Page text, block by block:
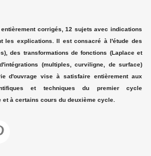
corrigés, 12 sujets avec indications
les explications. Il est consacré à l'étude des
des transformations de fonctions (Laplace et
(multiples, curviligne, de surface)
d'ouvrage vise à satisfaire entièrement aux
et techniques du premier cycle
à certains cours du deuxième cycle.